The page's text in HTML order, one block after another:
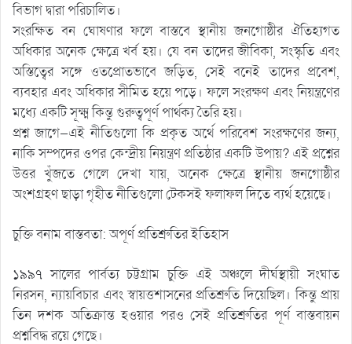
বিভাগ দ্বারা পরিচালিত।
সংরক্ষিত বন ঘোষণার ফলে বাস্তবে স্থানীয় জনগোষ্ঠীর ঐতিহ্যগত
অধিকার অনেক ক্ষেত্রে খর্ব হয়। যে বন তাদের জীবিকা, সংস্কৃতি এবং
অস্তিত্বের সঙ্গে ওতপ্রোতভাবে জড়িত, সেই বনেই তাদের প্রবেশ,
ব্যবহার এবং অধিকার সীমিত হয়ে পড়ে। ফলে সংরক্ষণ এবং নিয়ন্ত্রণের
মধ্যে একটি সূক্ষ্ম কিন্তু গুরুত্বপূর্ণ পার্থক্য তৈরি হয়।
প্রশ্ন জাগে—এই নীতিগুলো কি প্রকৃত অর্থে পরিবেশ সংরক্ষণের জন্য,
নাকি সম্পদের ওপর কেন্দ্রীয় নিয়ন্ত্রণ প্রতিষ্ঠার একটি উপায়? এই প্রশ্নের
উত্তর খুঁজতে গেলে দেখা যায়, অনেক ক্ষেত্রে স্থানীয় জনগোষ্ঠীর
অংশগ্রহণ ছাড়া গৃহীত নীতিগুলো টেকসই ফলাফল দিতে ব্যর্থ হয়েছে।
চুক্তি বনাম বাস্তবতা: অপূর্ণ প্রতিশ্রুতির ইতিহাস
১৯৯৭ সালের পার্বত্য চট্টগ্রাম চুক্তি এই অঞ্চলে দীর্ঘস্থায়ী সংঘাত
নিরসন, ন্যায়বিচার এবং স্বায়ত্তশাসনের প্রতিশ্রুতি দিয়েছিল। কিন্তু প্রায়
তিন দশক অতিক্রান্ত হওয়ার পরও সেই প্রতিশ্রুতির পূর্ণ বাস্তবায়ন
প্রশ্নবিদ্ধ রয়ে গেছে।